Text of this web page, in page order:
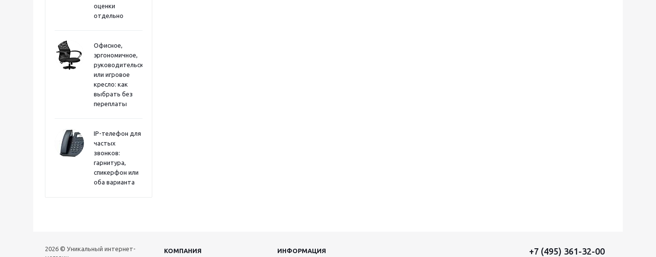
оценки
отдельно
Офисное,
эргономичное,
руководительское
или игровое
кресло: как
выбрать без
переплаты
IP-телефон для
частых
звонков:
гарнитура,
спикерфон или
оба варианта
2026 © Уникальный интернет-
КОМПАНИЯ ИНФОРМАЦИЯ +7 (495) 361-32-00